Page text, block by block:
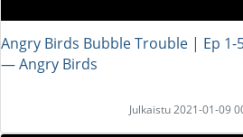
Angry Birds Bubble Trouble | Ep 1-
― Angry Birds
Julkaistu 2021-01-09